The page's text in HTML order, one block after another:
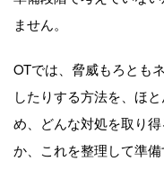
ません。
OTでは、脅威もろとも
したりする⽅法を、ほ
め、どんな対処を取り
か、これを整理して準備